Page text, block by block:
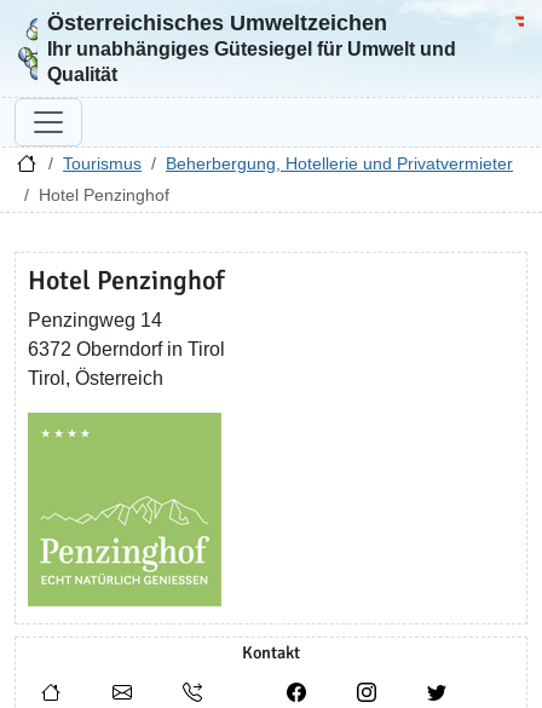
Zur Startseite
Österreichisches Umweltzeichen
Ihr unabhängiges Gütesiegel für Umwelt und
Qualität
Tourismus
Beherbergung, Hotellerie und Privatvermieter
Hotel Penzinghof
Hotel Penzinghof
Penzingweg 14
6372 Oberndorf in Tirol
Tirol, Österreich
Kontakt